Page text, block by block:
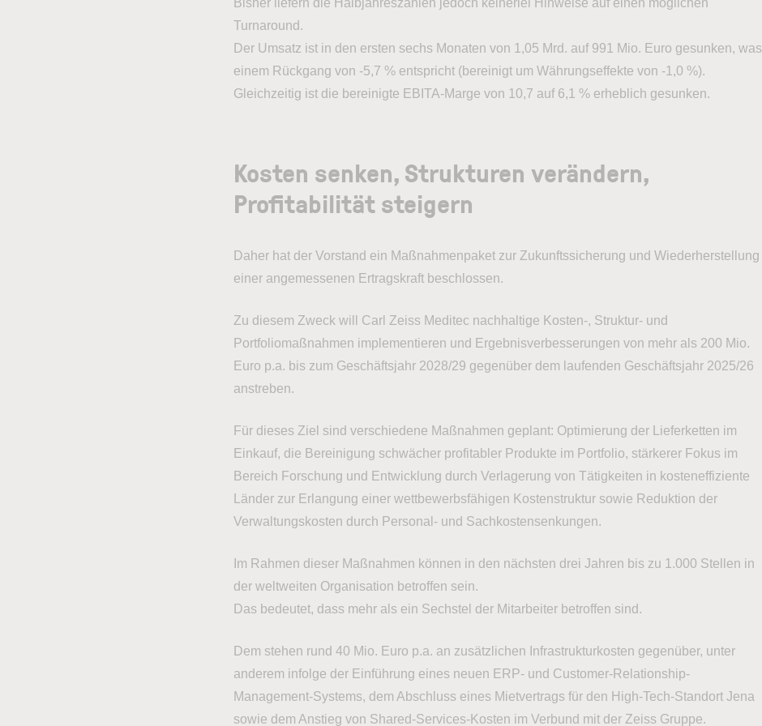
Bisher liefern die Halbjahreszahlen jedoch keinerlei Hinweise auf einen möglichen
Turnaround.
Der Umsatz ist in den ersten sechs Monaten von 1,05 Mrd. auf 991 Mio. Euro gesunken, was
einem Rückgang von -5,7 % entspricht (bereinigt um Währungseffekte von -1,0 %).
Gleichzeitig ist die bereinigte EBITA-Marge von 10,7 auf 6,1 % erheblich gesunken.
Kosten senken, Strukturen verändern,
Profitabilität steigern
Daher hat der Vorstand ein Maßnahmenpaket zur Zukunftssicherung und Wiederherstellung
einer angemessenen Ertragskraft beschlossen.
Zu diesem Zweck will Carl Zeiss Meditec nachhaltige Kosten-, Struktur- und
Portfoliomaßnahmen implementieren und Ergebnisverbesserungen von mehr als 200 Mio.
Euro p.a. bis zum Geschäftsjahr 2028/29 gegenüber dem laufenden Geschäftsjahr 2025/26
anstreben.
Für dieses Ziel sind verschiedene Maßnahmen geplant: Optimierung der Lieferketten im
Einkauf, die Bereinigung schwächer profitabler Produkte im Portfolio, stärkerer Fokus im
Bereich Forschung und Entwicklung durch Verlagerung von Tätigkeiten in kosteneffiziente
Länder zur Erlangung einer wettbewerbsfähigen Kostenstruktur sowie Reduktion der
Verwaltungskosten durch Personal- und Sachkostensenkungen.
Im Rahmen dieser Maßnahmen können in den nächsten drei Jahren bis zu 1.000 Stellen in
der weltweiten Organisation betroffen sein.
Das bedeutet, dass mehr als ein Sechstel der Mitarbeiter betroffen sind.
Dem stehen rund 40 Mio. Euro p.a. an zusätzlichen Infrastrukturkosten gegenüber, unter
anderem infolge der Einführung eines neuen ERP- und Customer-Relationship-
Management-Systems, dem Abschluss eines Mietvertrags für den High-Tech-Standort Jena
sowie dem Anstieg von Shared-Services-Kosten im Verbund mit der Zeiss Gruppe.